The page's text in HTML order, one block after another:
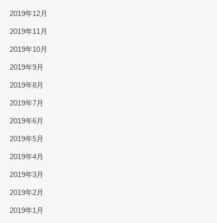
2019年12月
2019年11月
2019年10月
2019年9月
2019年8月
2019年7月
2019年6月
2019年5月
2019年4月
2019年3月
2019年2月
2019年1月